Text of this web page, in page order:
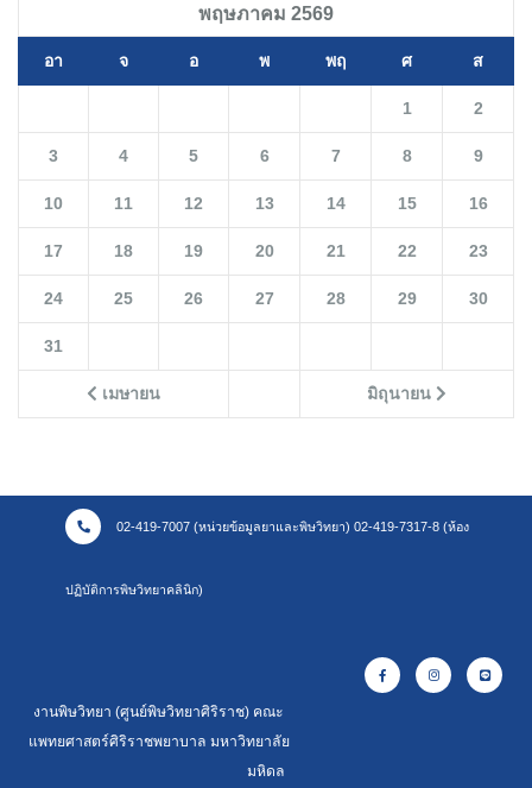
พฤษภาคม 2569
อา จ อ พ พฤ ศ ส
เมษายน มิถุนายน
1 2
3 4 5 6 7 8 9
10 11 12 13 14 15 16
17 18 19 20 21 22 23
24 25 26 27 28 29 30
31
02-419-7007 (หน่วยข้อมูลยาและพิษวิทยา) 02-419-7317-8 (ห้อง
ปฏิบัติการพิษวิทยาคลินิก)
งานพิษวิทยา (ศูนย์พิษวิทยาศิริราช) คณะ
แพทยศาสตร์ศิริราชพยาบาล มหาวิทยาลัย
มหิดล